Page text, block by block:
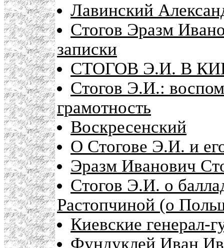
Лавинский
Стогов Эразм
записки
СТОГОВ Э.И. В
Стогов Э.И.:
грамотность
Воскресенский
О Стогове Э.И. и
Эразм Иванович
Стогов Э.И. о
Растопчиной (о
Киевские генерал-
Фундуклей Иван